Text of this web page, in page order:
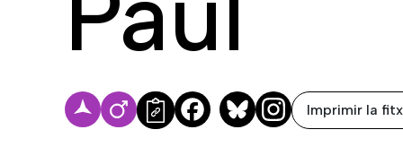
FacebookBluesky Imprimir la